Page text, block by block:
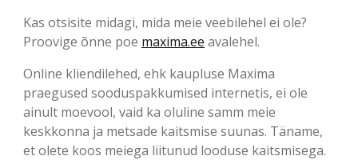
Kas otsisite midagi, mida meie veebilehel ei ole?
Proovige õnne poe maxima.ee avalehel.
Online kliendilehed, ehk kaupluse Maxima
praegused sooduspakkumised internetis, ei ole
ainult moevool, vaid ka oluline samm meie
keskkonna ja metsade kaitsmise suunas. Täname,
et olete koos meiega liitunud looduse kaitsmisega.